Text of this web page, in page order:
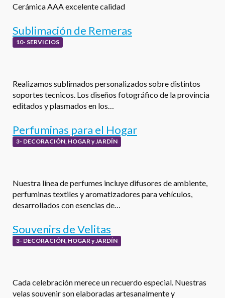
Cerámica AAA excelente calidad
Sublimación de Remeras
10- SERVICIOS
Realizamos sublimados personalizados sobre distintos
soportes tecnicos. Los diseños fotográfico de la provincia
editados y plasmados en los…
Perfuminas para el Hogar
3- DECORACIÓN, HOGAR y JARDÍN
Nuestra línea de perfumes incluye difusores de ambiente,
perfuminas textiles y aromatizadores para vehículos,
desarrollados con esencias de…
Souvenirs de Velitas
3- DECORACIÓN, HOGAR y JARDÍN
Cada celebración merece un recuerdo especial. Nuestras
velas souvenir son elaboradas artesanalmente y